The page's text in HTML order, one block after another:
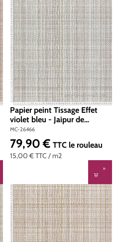
Papier peint Tissage Effet
violet bleu - Jaipur de
Montecolino | Réf. MC-26466
MC-26466
15,00 €TTC / m2
Prix régulier :
79,90 € TTC le rouleau